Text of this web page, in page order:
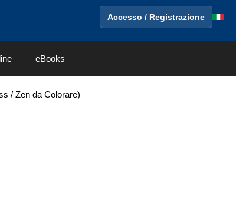
Accesso / Registrazione
eBooks
/ Zen da Colorare)